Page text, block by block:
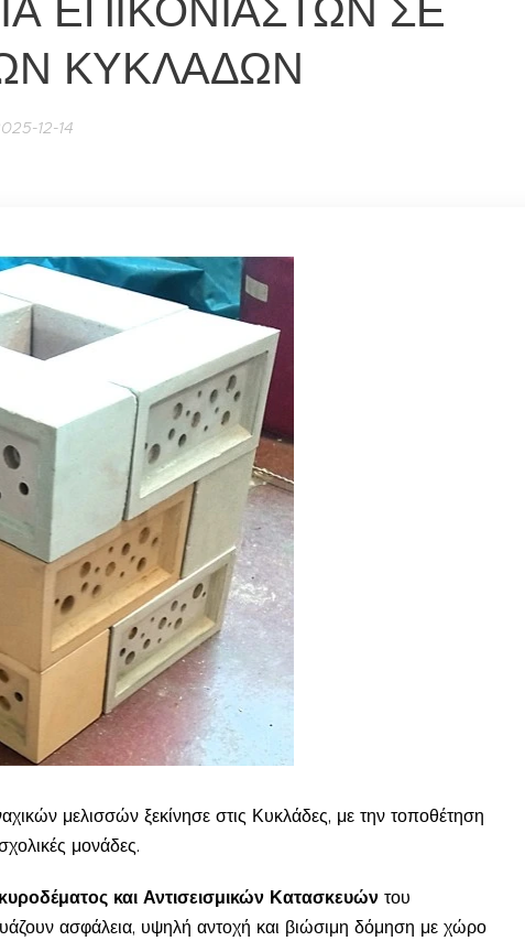
ΕΠΙΚΟΝΙΑΣΤΩΝ ΣΕ
ΚΥΚΛΑΔΩΝ
12-14
μελισσών ξεκίνησε στις Κυκλάδες, με την τοποθέτηση
μονάδες.
και Αντισεισμικών Κατασκευών του
ασφάλεια, υψηλή αντοχή και βιώσιμη δόμηση με χώρο